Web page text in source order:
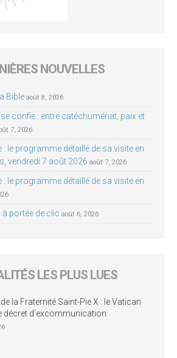
NOUVELLES
Bible août 8, 2026
confie : entre catéchuménat, paix et
7, 2026
: le programme détaillé de sa visite en
vendredi 7 août 2026 août 7, 2026
: le programme détaillé de sa visite en
à portée de clic août 6, 2026
LES PLUS LUES
la Fraternité Saint-Pie X : le Vatican
décret d’excommunication